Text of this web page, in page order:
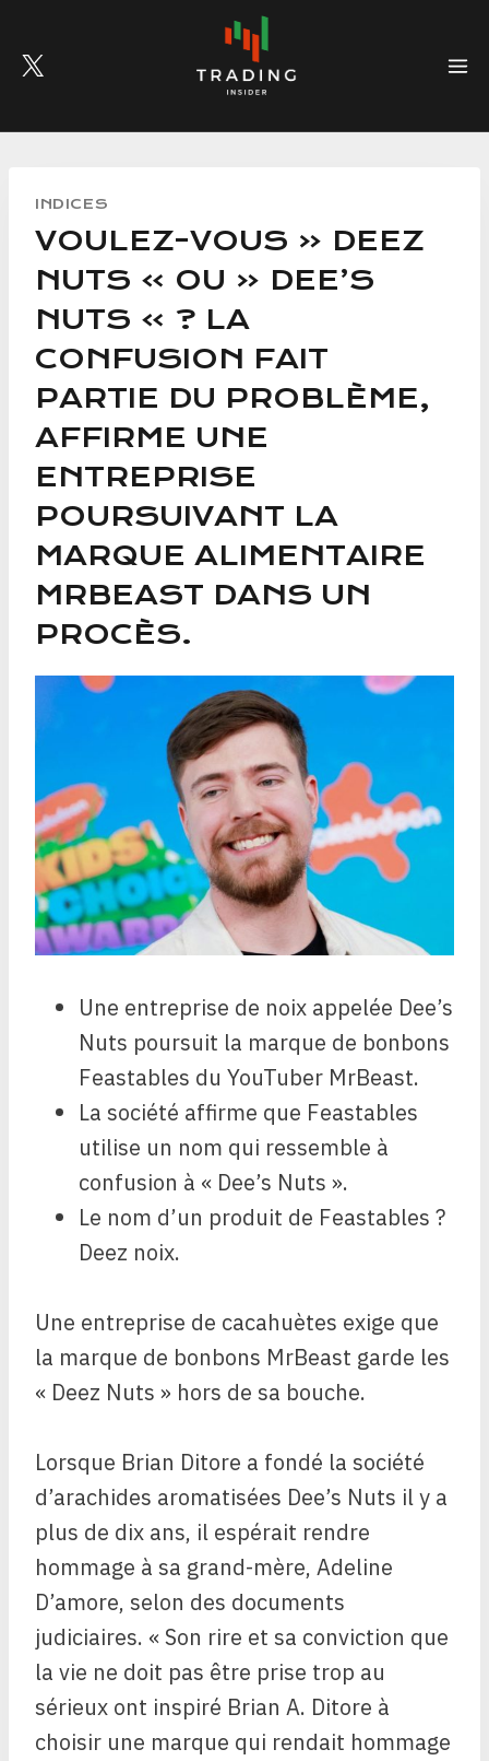
content
INDICES
VOULEZ-VOUS « DEEZ
NUTS » OU « DEE’S
NUTS » ? LA
CONFUSION FAIT
PARTIE DU PROBLÈME,
AFFIRME UNE
ENTREPRISE
POURSUIVANT LA
MARQUE ALIMENTAIRE
MRBEAST DANS UN
PROCÈS.
Une entreprise de noix appelée Dee’s
Nuts poursuit la marque de bonbons
Feastables du YouTuber MrBeast.
La société affirme que Feastables
utilise un nom qui ressemble à
confusion à « Dee’s Nuts ».
Le nom d’un produit de Feastables ?
Deez noix.
Une entreprise de cacahuètes exige que
la marque de bonbons MrBeast garde les
« Deez Nuts » hors de sa bouche.
Lorsque Brian Ditore a fondé la société
d’arachides aromatisées Dee’s Nuts il y a
plus de dix ans, il espérait rendre
hommage à sa grand-mère, Adeline
D’amore, selon des documents
judiciaires. « Son rire et sa conviction que
la vie ne doit pas être prise trop au
sérieux ont inspiré Brian A. Ditore à
choisir une marque qui rendait hommage